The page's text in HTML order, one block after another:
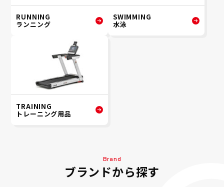
RUNNING
ランニング
SWIMMING
水泳
TRAINING
トレーニング用品
Brand
ブランドから探す